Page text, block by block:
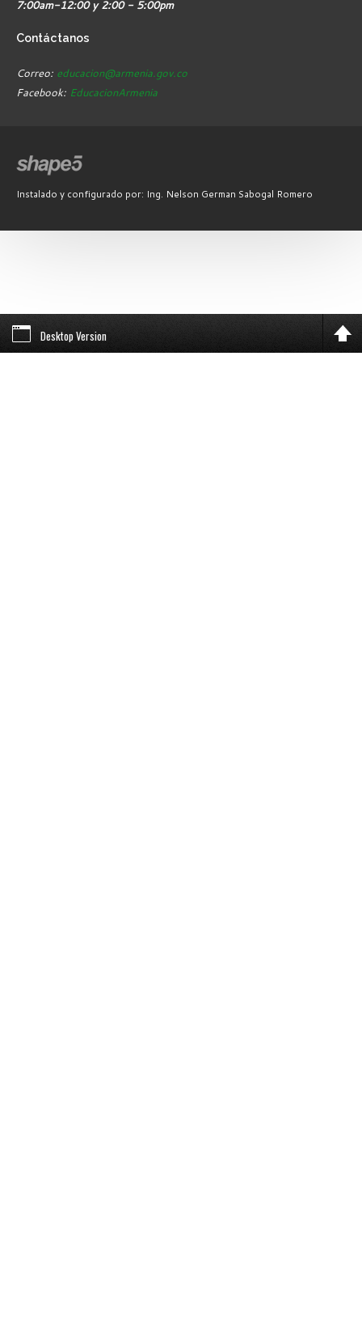
7:00am-12:00 y 2:00 - 5:00pm
Contáctanos
Correo: educacion@armenia.gov.co
Facebook: EducacionArmenia
Instalado y configurado por: Ing. Nelson German Sabogal Romero
Desktop Version